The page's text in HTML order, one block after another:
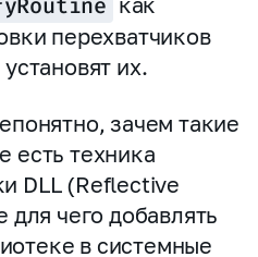
перехватчиков
их.
зачем такие
есть техника
DLL (Reflective
для чего добавлять
в системные